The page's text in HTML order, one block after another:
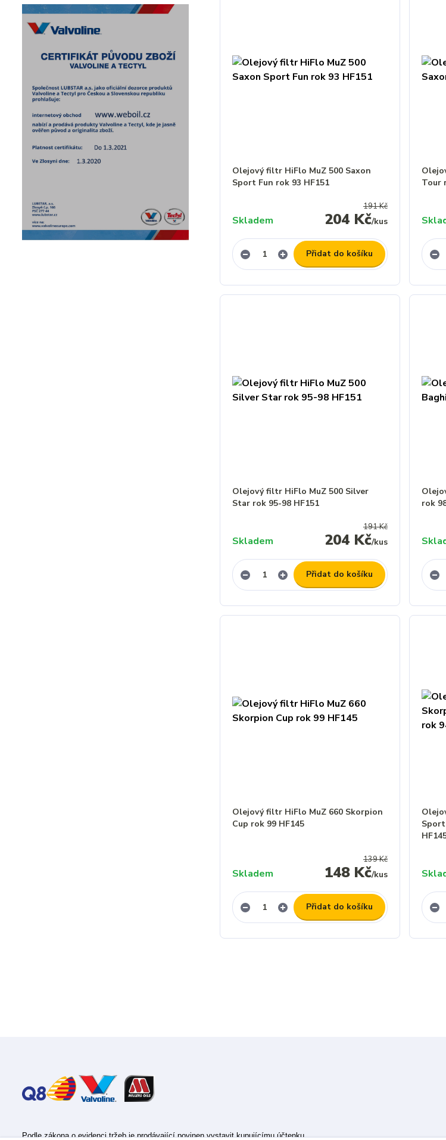
Olejový filtr HiFlo MuZ 500 Saxon
Sport Fun rok 93 HF151
191 Kč
204 Kč/kus
Skladem
Přidat do košíku
Tour
Olejový filtr HiFlo MuZ 500 Silver
Star rok 95-98 HF151
191 Kč
204 Kč/kus
Skladem
Přidat do košíku
rok
Olejový filtr HiFlo MuZ 660 Skorpion
Cup rok 99 HF145
139 Kč
148 Kč/kus
Skladem
Přidat do košíku
Podle zákona o evidenci tržeb je prodávající povinen vystavit kupujícímu účtenku.